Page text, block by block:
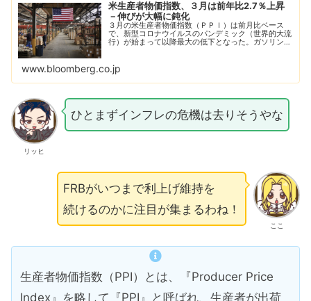
米生産者物価指数、３月は前年比2.7％上昇
－伸びが大幅に鈍化
３月の米生産者物価指数（ＰＰＩ）は前月比ベース
で、新型コロナウイルスのパンデミック（世界的大流
行）が始まって以降最大の低下となった。ガソリン価
www.bloomberg.co.jp
リッヒ
ひとまずインフレの危機は去りそうやな
ここ
FRBがいつまで利上げ維持を
続けるのかに注目が集まるわね！
生産者物価指数（PPI）とは、『Producer Price
Index』を略して『PPI』と呼ばれ、生産者が出荷